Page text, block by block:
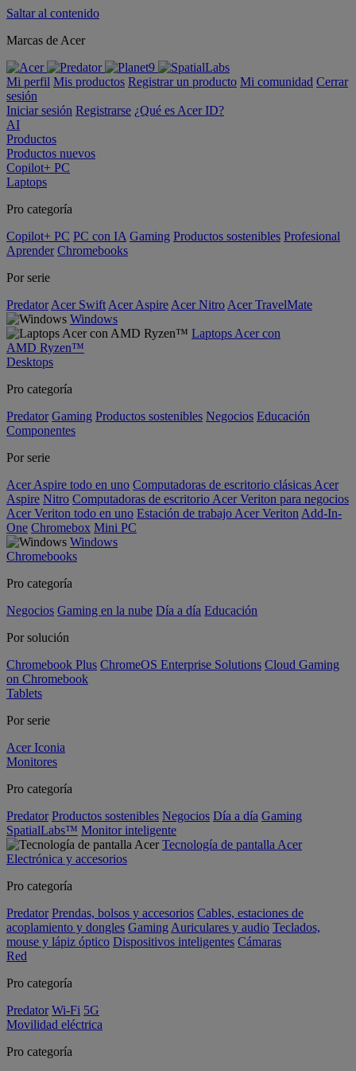
Saltar al contenido
Marcas de Acer
Mi perfil Mis productos Registrar un producto Mi comunidad Cerrar
sesión
Iniciar sesión Registrarse ¿Qué es Acer ID?
AI
Productos
Productos nuevos
Copilot+ PC
Laptops
Pro categoría
Copilot+ PC PC con IA Gaming Productos sostenibles Profesional
Aprender Chromebooks
Por serie
Predator Acer Swift Acer Aspire Acer Nitro Acer TravelMate
Windows
Laptops Acer con
AMD Ryzen™
Desktops
Pro categoría
Predator Gaming Productos sostenibles Negocios Educación
Componentes
Por serie
Acer Aspire todo en uno Computadoras de escritorio clásicas Acer
Aspire Nitro Computadoras de escritorio Acer Veriton para negocios
Acer Veriton todo en uno Estación de trabajo Acer Veriton Add-In-
One Chromebox Mini PC
Windows
Chromebooks
Pro categoría
Negocios Gaming en la nube Día a día Educación
Por solución
Chromebook Plus ChromeOS Enterprise Solutions Cloud Gaming
on Chromebook
Tablets
Por serie
Acer Iconia
Monitores
Pro categoría
Predator Productos sostenibles Negocios Día a día Gaming
SpatialLabs™ Monitor inteligente
Tecnología de pantalla Acer
Electrónica y accesorios
Pro categoría
Predator Prendas, bolsos y accesorios Cables, estaciones de
acoplamiento y dongles Gaming Auriculares y audio Teclados,
mouse y lápiz óptico Dispositivos inteligentes Cámaras
Red
Pro categoría
Predator Wi-Fi 5G
Movilidad eléctrica
Pro categoría